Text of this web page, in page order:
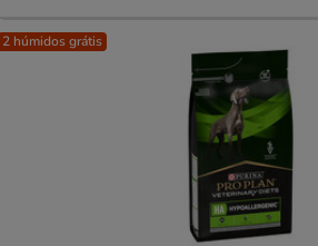
2 húmidos grátis